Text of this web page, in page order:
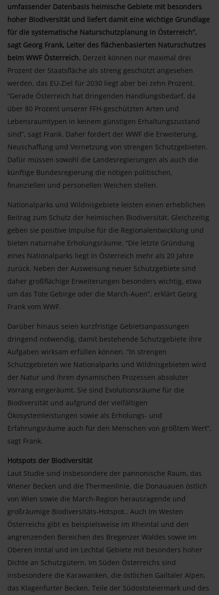
umfassender Datenbasis heimische Gebiete mit besonders
hoher Biodiversität und liefert damit eine wichtige Grundlage
für die systematische Naturschutzplanung in Österreich”,
sagt Georg Frank, Leiter des flächenbasierten Naturschutzes
beim WWF Österreich. Derzeit können nur maximal drei
Prozent der Staatsfläche als streng geschützt angesehen
werden, das EU-Ziel für 2030 liegt aber bei zehn Prozent.
“Gerade Österreich hat dringenden Handlungsbedarf, da
über 80 Prozent unserer FFH-geschützten Arten und
Lebensraumtypen in keinem günstigen Erhaltungszustand
sind”, sagt Frank. Daher fordert der WWF die Erweiterung,
Neuschaffung und Vernetzung von strengen Schutzgebieten.
Dafür müssen sowohl die Landesregierungen als auch die
künftige Bundesregierung die nötigen politischen,
finanziellen und personellen Weichen stellen.
Nationalparks und Wildnisgebiete leisten einen erheblichen
Beitrag zum Schutz der heimischen Biodiversität. Gleichzeitig
geben sie positive Impulse für die Regionalentwicklung und
bieten naturnahe Erholungsräume. “Die letzte Gründung
eines Nationalparks liegt in Österreich mehr als 20 Jahre
zurück. Neben der Ausweisung neuer Schutzgebiete sind
daher großflächige Erweiterungen besonders wichtig, etwa
um das Tote Gebirge oder die March-Auen”, erklärt Georg
Frank vom WWF.
Darüber hinaus seien kurzfristige Gebietsanpassungen
dringend notwendig, damit bestehende Schutzgebiete ihre
Aufgaben wirksam erfüllen können. “In strengen
Schutzgebieten wie Nationalparks und Wildnisgebieten wird
der Natur und ihren dynamischen Prozessen absoluter
Vorrang eingeräumt. Sie sind Evolutionsräume für die
Biodiversität und aufgrund der vielfältigen
Ökosystemleistungen sowie als Erholungs- und
Erfahrungsräume auch für den Menschen von größtem Wert”,
sagt Frank.
Hotspots der Biodiversität
Laut Studie sind insbesondere der pannonische Raum, das
Wiener Becken und die Thermenlinie, die Donauauen östlich
von Wien sowie die March-Region herausragende und
großräumige Biodiversitäts-Hotspot.. Auch im Westen
Österreichs gibt es beispielsweise im Rheintal und den
angrenzenden Bereichen des Bregenzer Waldes sowie im
Oberen Inntal und im Lechtal Gebiete mit besonders hoher
Dichte an Schutzgütern. Im Süden Österreichs sind
insbesondere die Karawanken, die östlichen Gailtaler Alpen,
das Klagenfurter Becken, Teile der Südoststeiermark und des